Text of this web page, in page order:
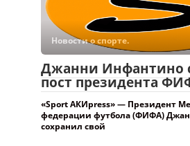
Новости о спорте.
Джанни Инфантино
пост президента
«Sport АКИpress» — Президент
федерации футбола (ФИФА)
сохранил свой